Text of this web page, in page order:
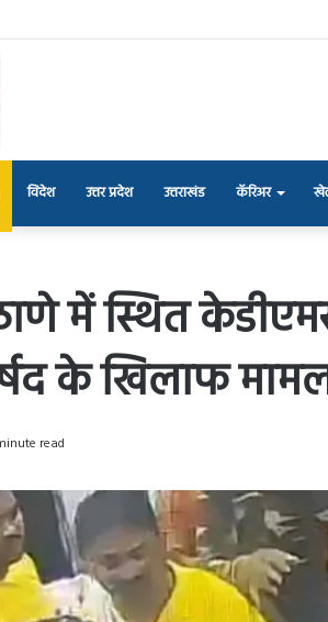
विदेश उत्तर प्रदेश उत्तराखंड कॅरिअर
ठाणे में स्थित
के खिलाफ
read